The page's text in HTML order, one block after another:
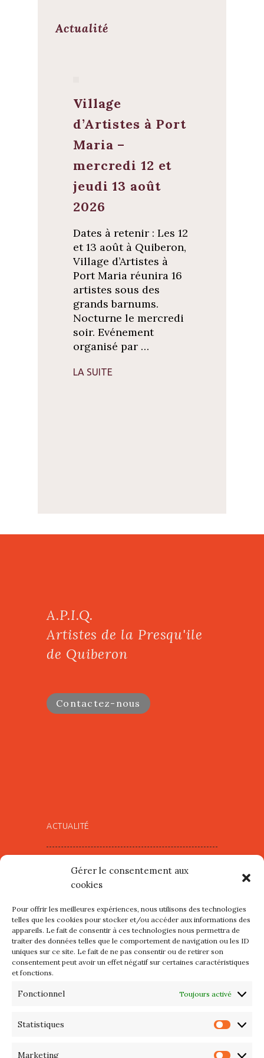
Gérer le consentement aux
cookies
Pour offrir les meilleures expériences, nous utilisons des technologies
telles que les cookies pour stocker et/ou accéder aux informations des
appareils. Le fait de consentir à ces technologies nous permettra de
traiter des données telles que le comportement de navigation ou les ID
uniques sur ce site. Le fait de ne pas consentir ou de retirer son
consentement peut avoir un effet négatif sur certaines caractéristiques
et fonctions.
Fonctionnel Toujours activé
Statistiques
Marketing
Actualité
Village
d’Artistes à Port
Maria –
mercredi 12 et
jeudi 13 août
2026
Dates à retenir : Les 12
et 13 août à Quiberon,
Village d’Artistes à
Port Maria réunira 16
artistes sous des
grands barnums.
Nocturne le mercredi
soir. Evénement
organisé par …
LA SUITE
A.P.I.Q.
Artistes de la Presqu'ile
de Quiberon
Contactez-nous
ACTUALITÉ
mercredi 12 et jeudi 13 août
2026
Les petits formats du Port
d’Orange : Mercredi 22 juillet de
10h à 20h
2026 – Maison du Phare de